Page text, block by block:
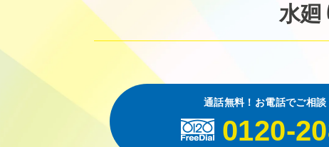
水廻
通話無料！お電話でご相談
0120-